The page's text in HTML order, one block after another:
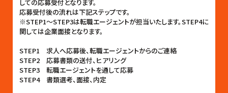
しての応募受付となります。
応募受付後の流れは下記ステップです。
※STEP1〜STEP3は転職エージェントが担当いたします。STEP4に
関しては企業面接となります。
STEP1 求人へ応募後、転職エージェントからのご連絡
STEP2 応募書類の送付、ヒアリング
STEP3 転職エージェントを通して応募
STEP4 書類選考、面接、内定